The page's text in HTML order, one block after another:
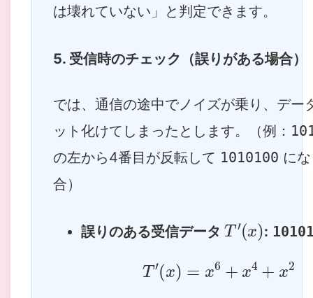
は壊れていない」と判定できます。
5. 受信時のチェック（誤りがある場合）
では、通信の途中でノイズが乗り、デー
ット化けてしまったとします。（例：
の左から4番目が反転して 1010100 に
合）
誤りのある受信データ
′( x
:
T (x) x6 + x4 + x2